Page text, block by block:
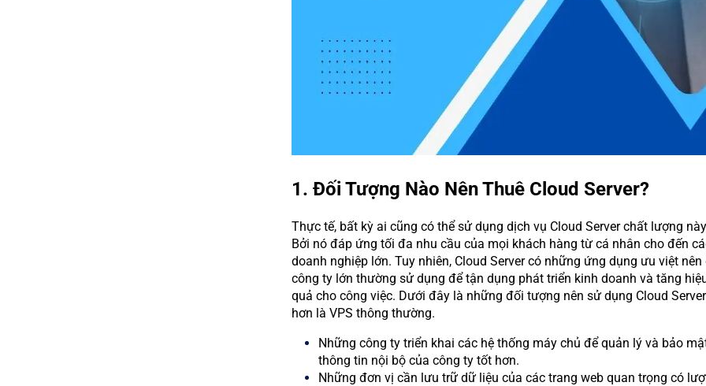
1. Đối Tượng Nào Nên Thuê Cloud Server?
Thực tế, bất kỳ ai cũng có thể sử dụng dịch vụ Cloud Server chất lượng
Bởi nó đáp ứng tối đa nhu cầu của mọi khách hàng từ cá nhân cho đến
doanh nghiệp lớn. Tuy nhiên, Cloud Server có những ứng dụng ưu việt nên
công ty lớn thường sử dụng để tận dụng phát triển kinh doanh và tăng
quả cho công việc. Dưới đây là những đối tượng nên sử dụng Cloud Server
hơn là VPS thông thường.
Những công ty triển khai các hệ thống máy chủ để quản lý và bảo
thông tin nội bộ của công ty tốt hơn.
Những đơn vị cần lưu trữ dữ liệu của các trang web quan trọng có